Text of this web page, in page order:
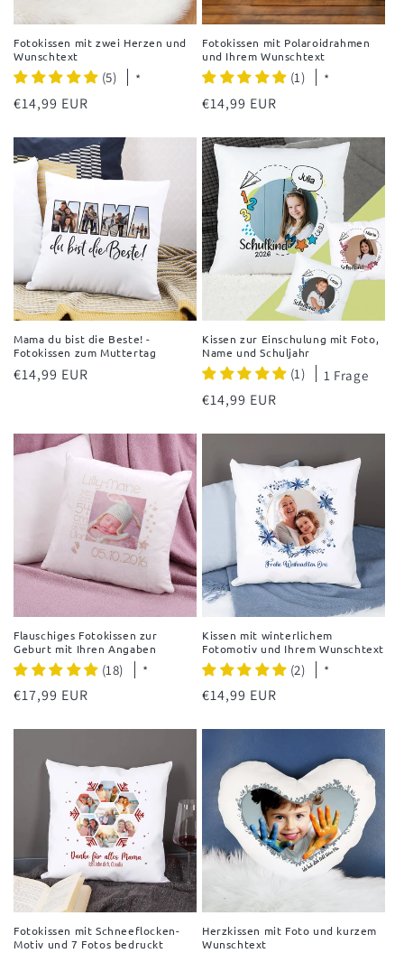
Fotokissen mit zwei Herzen und
Wunschtext
(5) *
Normaler
€14,99 EUR
Fotokissen mit Polaroidrahmen
und Ihrem Wunschtext
(1) *
Normaler
€14,99 EUR
Mama du bist die Beste! -
Fotokissen zum Muttertag
Normaler
€14,99 EUR
Kissen zur Einschulung mit Foto,
Name und Schuljahr
(1) 1 Frage
Normaler
€14,99 EUR
Flauschiges Fotokissen zur
Geburt mit Ihren Angaben
(18) *
Normaler
€17,99 EUR
Kissen mit winterlichem
Fotomotiv und Ihrem Wunschtext
(2) *
Normaler
€14,99 EUR
Fotokissen mit Schneeflocken-
Motiv und 7 Fotos bedruckt
Herzkissen mit Foto und kurzem
Wunschtext